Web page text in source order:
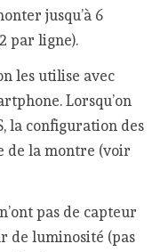
jusqu’à 6
par ligne).
les utilise avec
Lorsqu’on
la configuration des
de la montre (voir
pas de capteur
de luminosité (pas